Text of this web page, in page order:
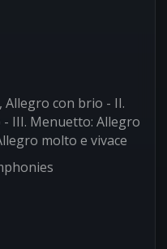
Allegro con brio - II.
III. Menuetto: Allegro
molto e vivace